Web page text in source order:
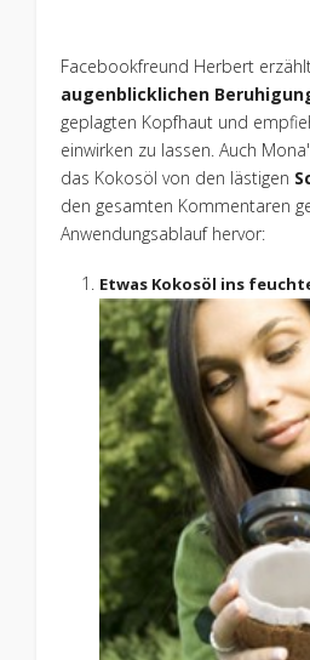
Facebookfreund Herbert
augenblicklichen
geplagten Kopfhaut und
einwirken zu lassen. Auch
das Kokosöl von den lästigen
den gesamten Kommentaren
Anwendungsablauf hervor:
Etwas Kokosöl ins